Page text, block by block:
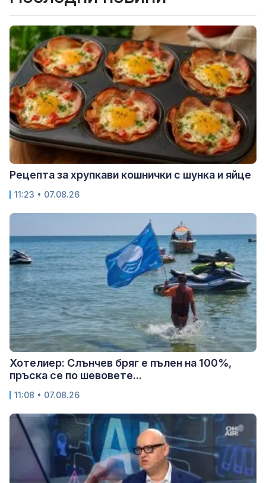
Рецепта за хрупкави кошнички с шунка и яйце
11:23 • 07.08.26
Хотелиер: Слънчев бряг е пълен на 100%,
пръска се по шевовете...
11:08 • 07.08.26